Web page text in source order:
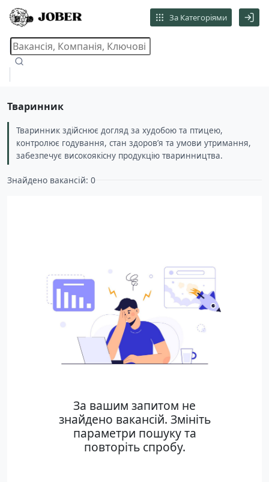
За Категоріями
Тваринник
Тваринник здійснює догляд за худобою та птицею,
контролює годування, стан здоров’я та умови утримання,
забезпечує високоякісну продукцію тваринництва.
Знайдено вакансій: 0
За вашим запитом не
знайдено вакансій. Змініть
параметри пошуку та
повторіть спробу.